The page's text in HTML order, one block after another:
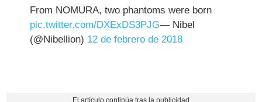
From NOMURA, two phantoms were born
pic.twitter.com/DXExDS3PJG— Nibel
(@Nibellion) 12 de febrero de 2018